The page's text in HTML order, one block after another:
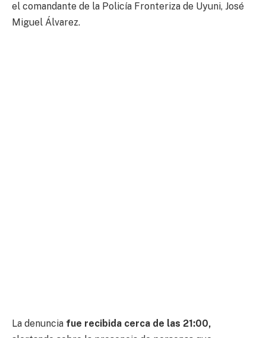
el comandante de la Policía Fronteriza de Uyuni, José
Miguel Álvarez.
La denuncia fue recibida cerca de las 21:00,